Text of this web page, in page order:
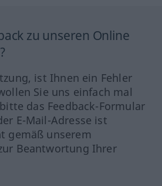
zu unseren Online
ist Ihnen ein Fehler
Sie uns einfach mal
das Feedback-Formular
E-Mail-Adresse ist
gemäß unserem
Beantwortung Ihrer